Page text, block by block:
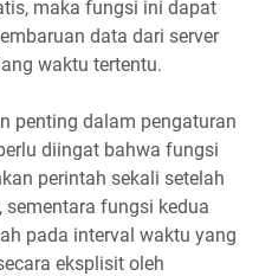
maka fungsi ini dapat
data dari server
waktu tertentu.
penting dalam pengaturan
diingat bahwa fungsi
perintah sekali setelah
fungsi kedua
pada interval waktu yang
eksplisit oleh